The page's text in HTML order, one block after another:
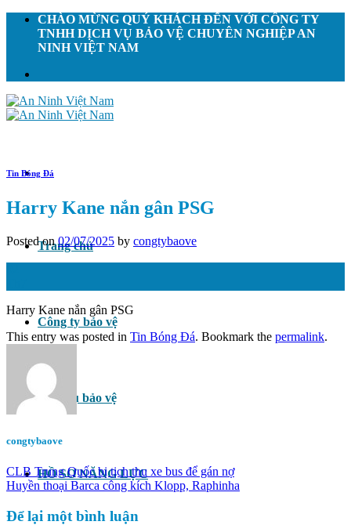
Skip
content
CHÀO MỪNG QUÝ KHÁCH ĐẾN VỚI CÔNG TY
TNHH DỊCH VỤ BẢO VỆ CHUYÊN NGHIỆP AN
NINH VIỆT NAM
Trang chủ
Công ty bảo vệ
Dịch vụ bảo vệ
HỒ SƠ NĂNG LỰC
Tin Bóng Đá
Harry Kane nắn gân PSG
Posted on02/07/2025 by congtybaove
Harry Kane nắn gân PSG
This entry was posted in Tin Bóng Đá. Bookmark the permalink.
congtybaove
CLB Trung Quốc bị tịch thu xe bus để gán nợ
Huyền thoại Barca công kích Klopp, Raphinha
Để lại một bình luận